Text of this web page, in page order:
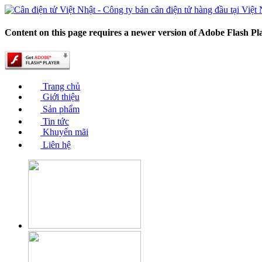
Content on this page requires a newer version of Adobe Flash
Trang chủ
Giới thiệu
Sản phẩm
Tin tức
Khuyến mãi
Liên hệ